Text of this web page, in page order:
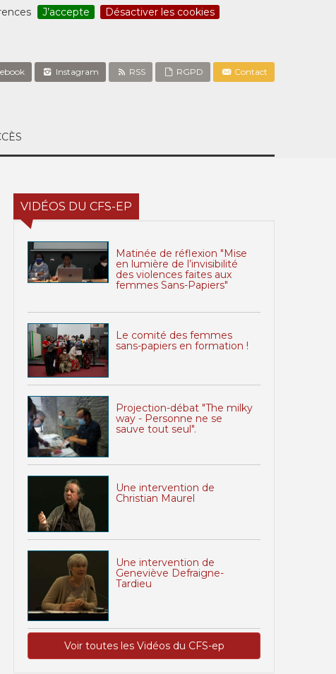
J’accepte Désactiver les cookies
Instagram RSS RGPD Contact
VIDÉOS DU CFS-EP
Matinée de réflexion "Mise
en lumière de l’invisibilité
des violences faites aux
femmes Sans-Papiers"
Le comité des femmes
sans-papiers en formation !
Projection-débat "The milky
way - Personne ne se
sauve tout seul".
Une intervention de
Christian Maurel
Une intervention de
Geneviève Defraigne-
Tardieu
Voir toutes les Vidéos du CFS-ep